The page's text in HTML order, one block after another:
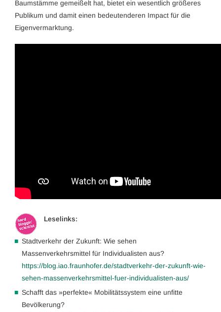
Baumstämme gemeißelt hat, bietet ein wesentlich größeres
Publikum und damit einen bedeutenderen Impact für die
Eigenvermarktung.
Leselinks:
Stadtverkehr der Zukunft: Wie sehen
Massenverkehrsmittel für Individualisten aus?
https://blog.iao.fraunhofer.de/stadtverkehr-der-zukunft-wie-
sehen-massenverkehrsmittel-fuer-individualisten-aus/
Schafft das »perfekte« Mobilitätssystem eine unfitte
Bevölkerung?